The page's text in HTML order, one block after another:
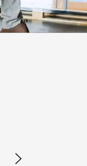
Entregas rápidas y